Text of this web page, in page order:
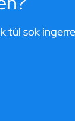
túl sok